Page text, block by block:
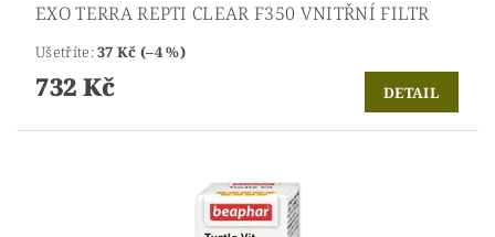
EXO TERRA REPTI CLEAR F350 VNITŘNÍ FILTR
Ušetříte:37 Kč (–4 %)
732 Kč DETAIL